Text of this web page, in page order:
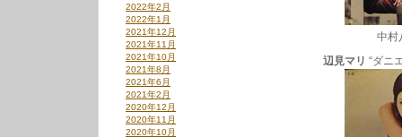
中村八大＆
辺見マリ “ダニ
2022年2月
2022年1月
2021年12月
2021年11月
2021年10月
2021年8月
2021年6月
2021年2月
2020年12月
2020年11月
2020年10月